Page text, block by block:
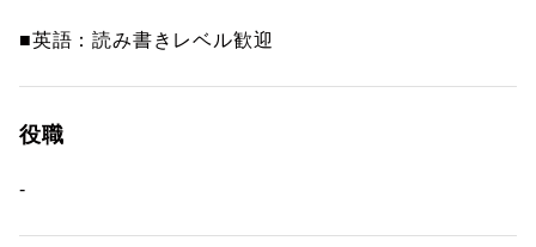
■英語：読み書きレベル歓迎
役職
-